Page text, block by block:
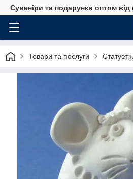
Сувеніри та подарунки оптом
Товари та послуги